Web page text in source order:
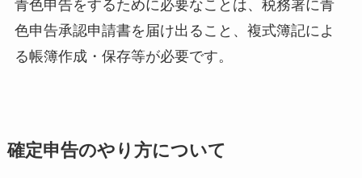
青色申告をするために必要なことは、税務署に青
色申告承認申請書を届け出ること、複式簿記によ
る帳簿作成・保存等が必要です。
確定申告のやり方について